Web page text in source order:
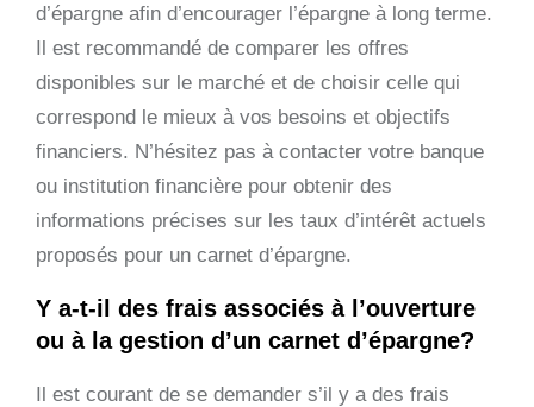
d’épargne afin d’encourager l’épargne à long terme.
Il est recommandé de comparer les offres
disponibles sur le marché et de choisir celle qui
correspond le mieux à vos besoins et objectifs
financiers. N’hésitez pas à contacter votre banque
ou institution financière pour obtenir des
informations précises sur les taux d’intérêt actuels
proposés pour un carnet d’épargne.
Y a-t-il des frais associés à l’ouverture
ou à la gestion d’un carnet d’épargne?
Il est courant de se demander s’il y a des frais